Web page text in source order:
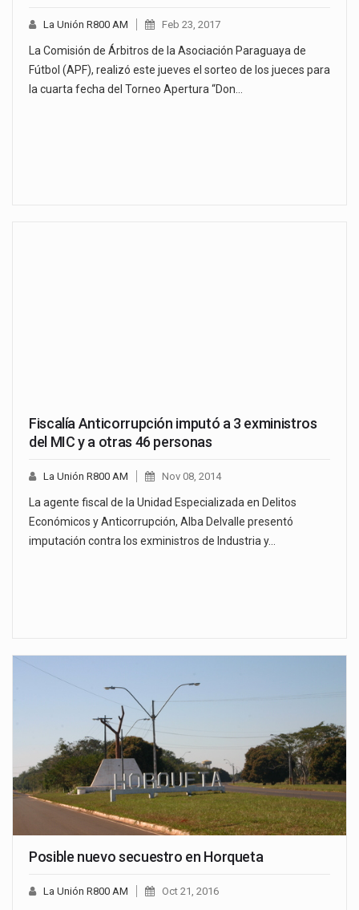
La Unión R800 AM Feb 23, 2017
La Comisión de Árbitros de la Asociación Paraguaya de
Fútbol (APF), realizó este jueves el sorteo de los jueces para
la cuarta fecha del Torneo Apertura “Don…
Fiscalía Anticorrupción imputó a 3 exministros
del MIC y a otras 46 personas
La Unión R800 AM Nov 08, 2014
La agente fiscal de la Unidad Especializada en Delitos
Económicos y Anticorrupción, Alba Delvalle presentó
imputación contra los exministros de Industria y…
Posible nuevo secuestro en Horqueta
La Unión R800 AM Oct 21, 2016